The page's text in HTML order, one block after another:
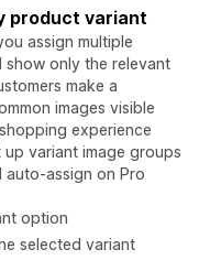
product variant
assign multiple
only the relevant
make a
images visible
experience
variant image groups
auto-assign on Pro
option
selected variant